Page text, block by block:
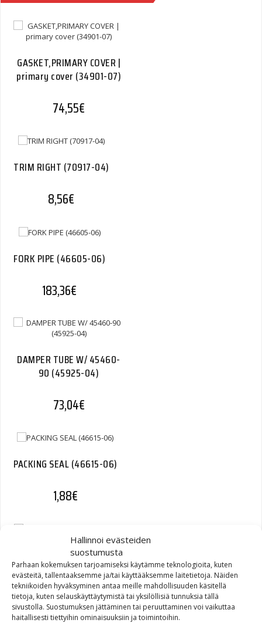
Hallinnoi evästeiden
suostumusta
Parhaan kokemuksen tarjoamiseksi käytämme teknologioita, kuten
evästeitä, tallentaaksemme ja/tai käyttääksemme laitetietoja. Näiden
tekniikoiden hyväksyminen antaa meille mahdollisuuden käsitellä
tietoja, kuten selauskäyttäytymistä tai yksilöllisiä tunnuksia tällä
sivustolla. Suostumuksen jättäminen tai peruuttaminen voi vaikuttaa
haitallisesti tiettyihin ominaisuuksiin ja toimintoihin.
GASKET,PRIMARY COVER |
primary cover (34901-07)
74,55€
TRIM RIGHT (70917-04)
8,56€
FORK PIPE (46605-06)
183,36€
DAMPER TUBE W/ 45460-
90 (45925-04)
73,04€
PACKING SEAL (46615-06)
1,88€
T-RaY Topcase S, hopea 28
L
73,00€